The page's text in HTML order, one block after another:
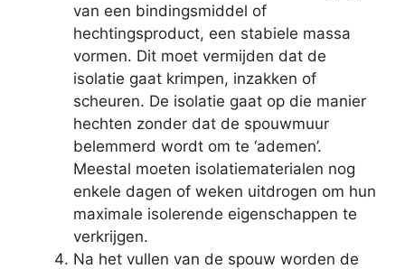
van een bindingsmiddel of
hechtingsproduct, een stabiele massa
vormen. Dit moet vermijden dat de
isolatie gaat krimpen, inzakken of
scheuren. De isolatie gaat op die manier
hechten zonder dat de spouwmuur
belemmerd wordt om te ‘ademen’.
Meestal moeten isolatiematerialen nog
enkele dagen of weken uitdrogen om hun
maximale isolerende eigenschappen te
verkrijgen.
Na het vullen van de spouw worden de